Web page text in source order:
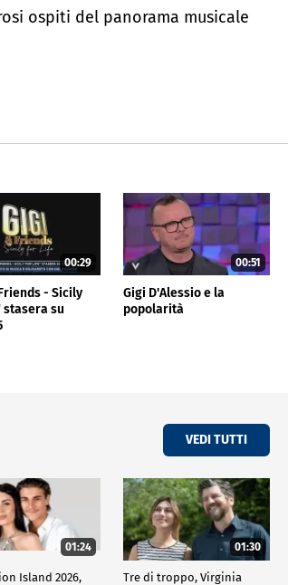
ospiti del panorama musicale
00:29
- Sicily
su
00:51
Gigi D'Alessio e la
popolarità
VEDI TUTTI
01:24
Island 2026,
01:30
Tre di troppo, Virginia